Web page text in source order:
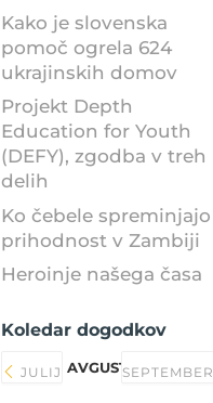
Kako je slovenska
pomoč ogrela 624
ukrajinskih domov
Projekt Depth
Education for Youth
(DEFY), zgodba v treh
delih
Ko čebele spreminjajo
prihodnost v Zambiji
Heroinje našega časa
Koledar dogodkov
JULIJ AVGUST 2026SEPTEMBER